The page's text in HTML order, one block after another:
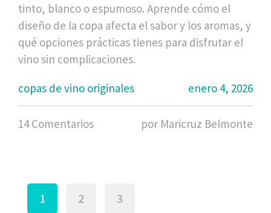
tinto, blanco o espumoso. Aprende cómo el
diseño de la copa afecta el sabor y los aromas, y
qué opciones prácticas tienes para disfrutar el
vino sin complicaciones.
copas de vino originales
enero 4, 2026
14 Comentarios por Maricruz Belmonte
1 2 3